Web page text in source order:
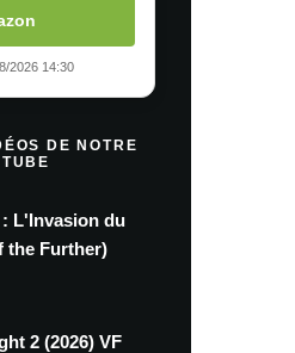
2026 14:30
DE NOTRE
L'Invasion du
the Further)
2 (2026) VF